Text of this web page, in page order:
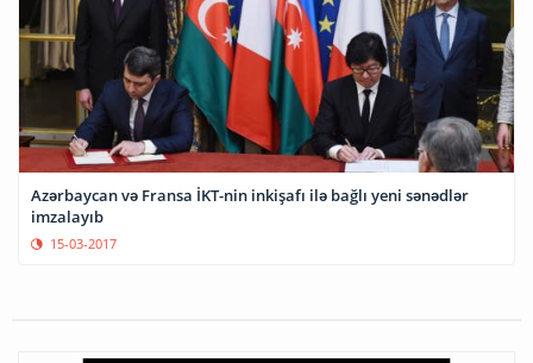
Azərbaycan və Fransa İKT-nin inkişafı ilə bağlı yeni sənədlər
imzalayıb
15-03-2017